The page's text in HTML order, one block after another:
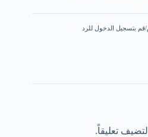
قم بتسجيل الدخول للرد
لتضيف تعليقاً.